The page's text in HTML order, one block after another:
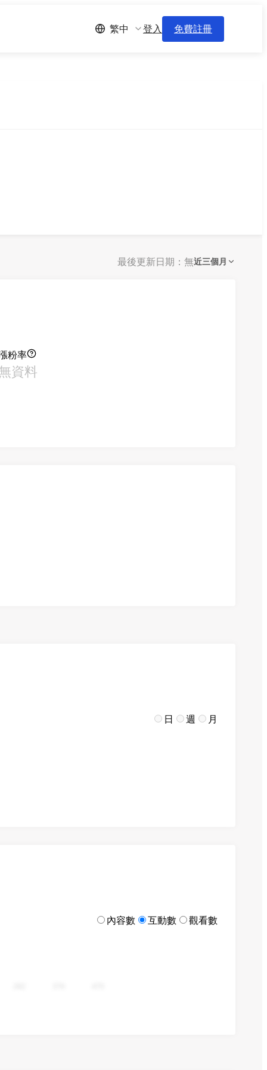
繁中 登入 免費註冊
最後更新日期：無近三個月
粉率
資料
日 週 月
內容數 互動數 觀看數